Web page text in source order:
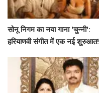
सोनू निगम का नया गाना 'चुन्नी':
हरियाणवी संगीत में एक नई शुरुआत!